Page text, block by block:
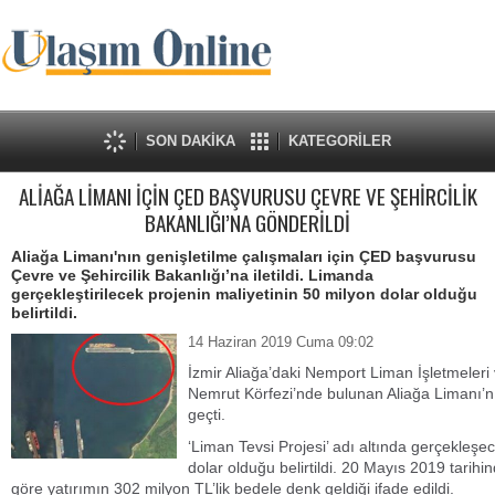
SON DAKİKA KATEGORİLER
ALİAĞA LİMANI İÇİN ÇED BAŞVURUSU ÇEVRE VE ŞEHİRCİLİK
BAKANLIĞI’NA GÖNDERİLDİ
Aliağa Limanı'nın genişletilme çalışmaları için ÇED başvurusu
Çevre ve Şehircilik Bakanlığı’na iletildi. Limanda
gerçekleştirilecek projenin maliyetinin 50 milyon dolar olduğu
belirtildi.
14 Haziran 2019 Cuma 09:02
İzmir Aliağa’daki Nemport Liman
Nemrut Körfezi’nde bulunan Aliağa
geçti.
‘Liman Tevsi Projesi’ adı altında
dolar olduğu belirtildi. 20 Mayıs 2019
göre yatırımın 302 milyon TL’lik bedele denk geldiği ifade edildi.